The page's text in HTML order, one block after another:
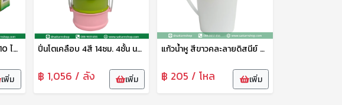
ไม้จิ้มฟันแบบบรรจุซอง 1*10 ไผ่สวย
เพิ่ม
ปิ่นโตเคลือบ 4สี 14ซม. 4ชั้น นกพิราบ
฿ 1,056 / ลัง เพิ่ม
แก้วน้ำหู สีขาวคละลายดิสนีย์ No.09-02-DN เบสกลาส
฿ 205 / โหล เพิ่ม